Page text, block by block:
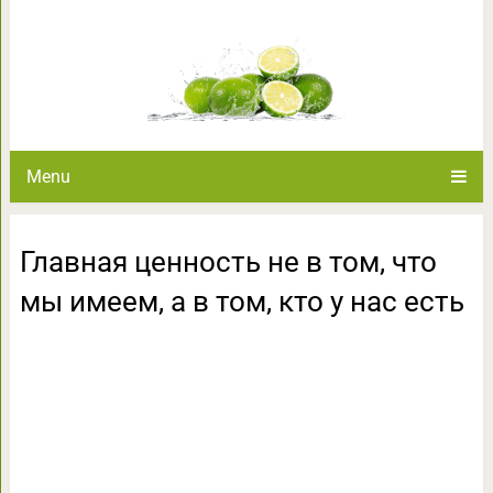
Menu
Главная ценность не в том, что
мы имеем, а в том, кто у нас есть